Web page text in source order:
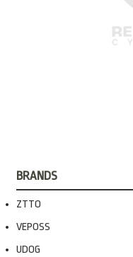
BRANDS
ZTTO
VEPOSS
UDOG